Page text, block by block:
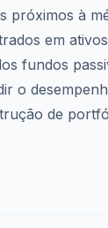
próximos à
em
fundos
o
de